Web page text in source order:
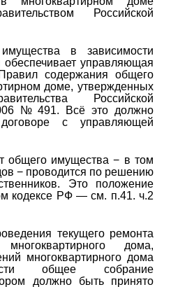
Российской
в зависимости
управляющая
содержания общего
доме, утвержденных
Российской
№ 491. Всё это должно
с управляющей
общего имущества − в том
− проводится по решению
Это положение
кодексе РФ — см. п.41. ч.2
текущего ремонта
дома,
многоквартирного дома
общее собрание
должно быть принято